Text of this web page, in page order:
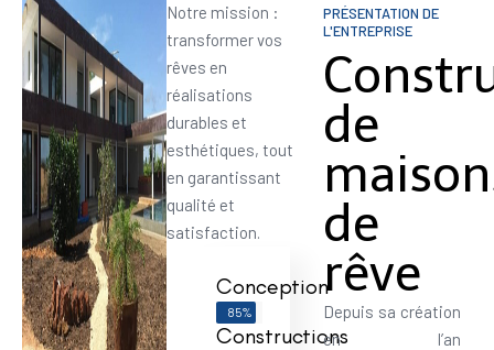
Notre mission :
transformer vos
rêves en
réalisations
durables et
esthétiques, tout
en garantissant
qualité et
satisfaction.
Conception
85%
Constructions
PRÉSENTATION DE
L'ENTREPRISE
de
de
rêve
Depuis sa création
en l’an